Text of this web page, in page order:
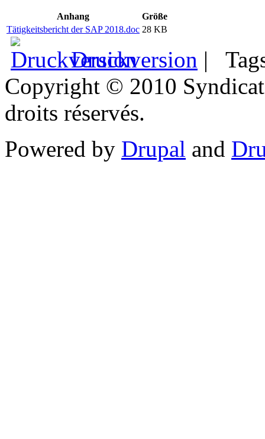
Anhang
Größe
Tätigkeitsbericht der SAP 2018.doc 28 KB
Druckversion |
Copyright © 2010
droits réservés.
Powered by Drupal and